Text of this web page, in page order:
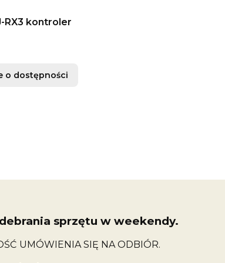
RX3 kontroler
o dostępności
sprzętu w weekendy.
UMÓWIENIA SIĘ NA ODBIÓR.